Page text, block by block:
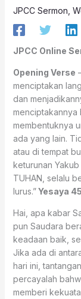
JPCC Sermon
JPCC Online
Opening Verse
menciptakan
dan
menciptakannya
membentuknya
ada yang lain.
atau di tempat
keturunan
TUHAN, selalu
lurus.”Yesaya
Hai, apa kabar
pun Saudara
keadaan baik,
Jika ada di
hari ini,
percayalah
memberi